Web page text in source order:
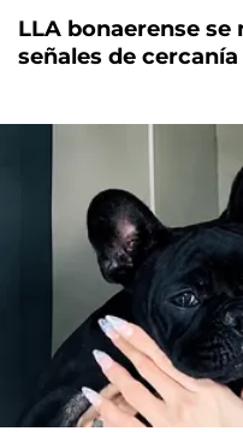
LLA bonaerense se
señales de